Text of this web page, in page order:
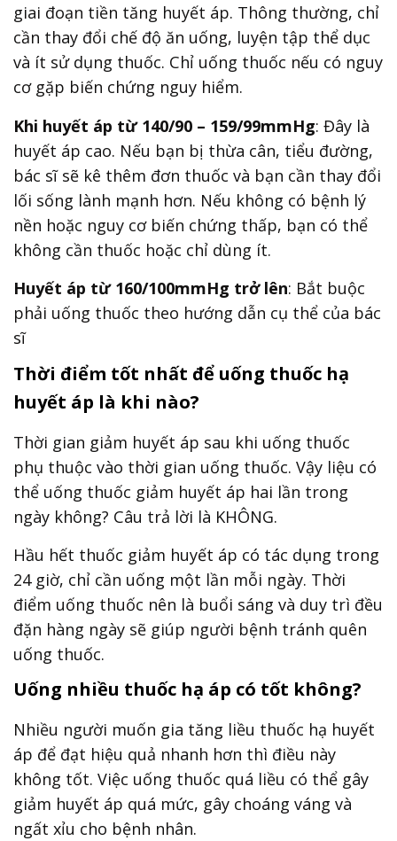
giai đoạn tiền tăng huyết áp. Thông thường, chỉ
cần thay đổi chế độ ăn uống, luyện tập thể dục
và ít sử dụng thuốc. Chỉ uống thuốc nếu có nguy
cơ gặp biến chứng nguy hiểm.
Khi huyết áp từ 140/90 – 159/99mmHg: Đây là
huyết áp cao. Nếu bạn bị thừa cân, tiểu đường,
bác sĩ sẽ kê thêm đơn thuốc và bạn cần thay đổi
lối sống lành mạnh hơn. Nếu không có bệnh lý
nền hoặc nguy cơ biến chứng thấp, bạn có thể
không cần thuốc hoặc chỉ dùng ít.
Huyết áp từ 160/100mmHg trở lên: Bắt buộc
phải uống thuốc theo hướng dẫn cụ thể của bác
sĩ
Thời điểm tốt nhất để uống thuốc hạ
huyết áp là khi nào?
Thời gian giảm huyết áp sau khi uống thuốc
phụ thuộc vào thời gian uống thuốc. Vậy liệu có
thể uống thuốc giảm huyết áp hai lần trong
ngày không? Câu trả lời là KHÔNG.
Hầu hết thuốc giảm huyết áp có tác dụng trong
24 giờ, chỉ cần uống một lần mỗi ngày. Thời
điểm uống thuốc nên là buổi sáng và duy trì đều
đặn hàng ngày sẽ giúp người bệnh tránh quên
uống thuốc.
Uống nhiều thuốc hạ áp có tốt không?
Nhiều người muốn gia tăng liều thuốc hạ huyết
áp để đạt hiệu quả nhanh hơn thì điều này
không tốt. Việc uống thuốc quá liều có thể gây
giảm huyết áp quá mức, gây choáng váng và
ngất xỉu cho bệnh nhân.